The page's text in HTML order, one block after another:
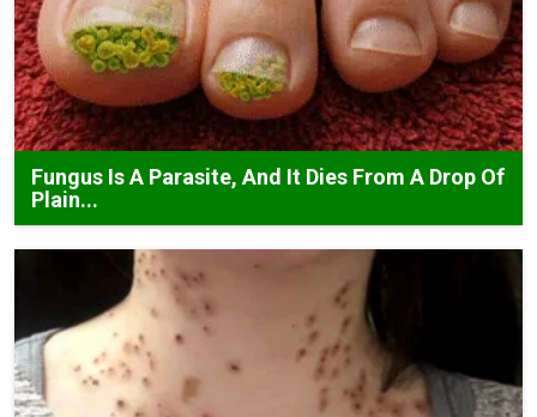
Fungus Is A Parasite, And It Dies From A Drop Of
Plain...